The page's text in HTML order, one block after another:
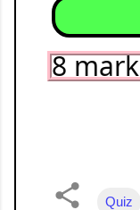
8
Quiz